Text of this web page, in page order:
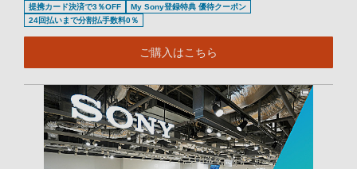
提携カード決済で3％OFF
My Sony登録特典 優待クーポン
24回払いまで分割払手数料0％
ご購入はこちら